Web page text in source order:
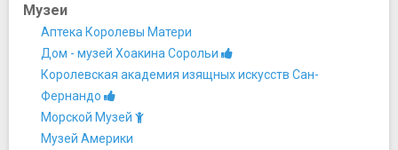
Музеи
Аптека Королевы Матери
Дом - музей Хоакина Сорольи
Королевская академия изящных искусств Сан-
Фернандо
Морской Музей
Музей Америки